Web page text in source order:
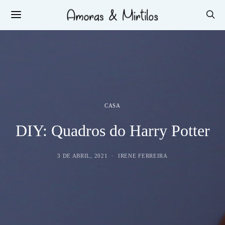
CASA
DIY: Quadros do Harry Potter
3 DE ABRIL, 2021 IRENE FERREIRA